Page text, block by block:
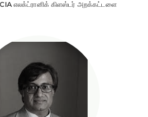
எலக்ட்ரானிக் கிளஸ்டர் அறக்கட்டளை